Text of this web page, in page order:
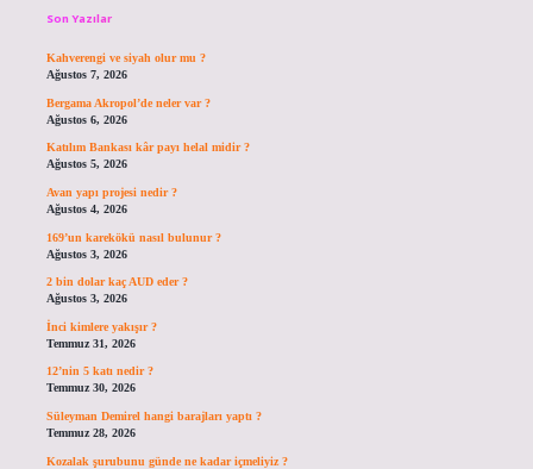
Son Yazılar
Kahverengi ve siyah olur mu ?
Ağustos 7, 2026
Bergama Akropol’de neler var ?
Ağustos 6, 2026
Katılım Bankası kâr payı helal midir ?
Ağustos 5, 2026
Avan yapı projesi nedir ?
Ağustos 4, 2026
169’un karekökü nasıl bulunur ?
Ağustos 3, 2026
2 bin dolar kaç AUD eder ?
Ağustos 3, 2026
İnci kimlere yakışır ?
Temmuz 31, 2026
12’nin 5 katı nedir ?
Temmuz 30, 2026
Süleyman Demirel hangi barajları yaptı ?
Temmuz 28, 2026
Kozalak şurubunu günde ne kadar içmeliyiz ?